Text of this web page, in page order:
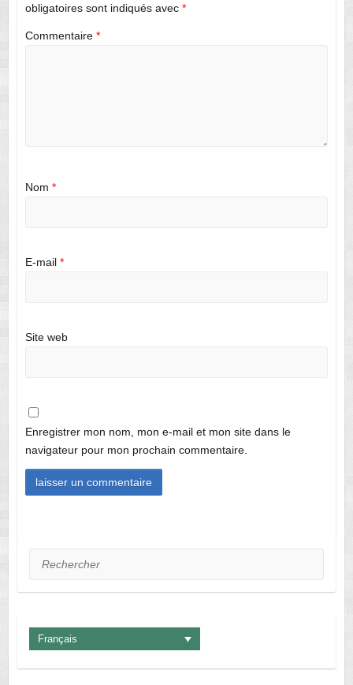
obligatoires sont indiqués avec *
Commentaire *
Nom *
E-mail *
Site web
Enregistrer mon nom, mon e-mail et mon site dans le
navigateur pour mon prochain commentaire.
Rechercher
Français